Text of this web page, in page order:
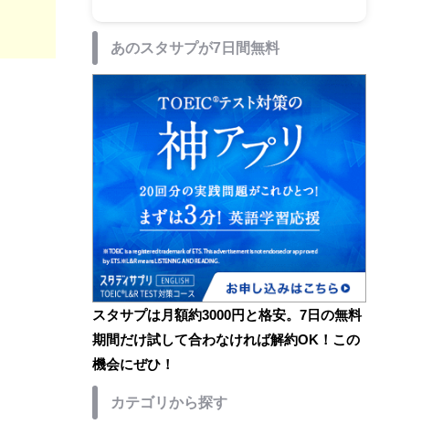
あのスタサプが7日間無料
スタサプは月額約3000円と格安。7日の無料
期間だけ試して合わなければ解約OK！この
機会にぜひ！
カテゴリから探す